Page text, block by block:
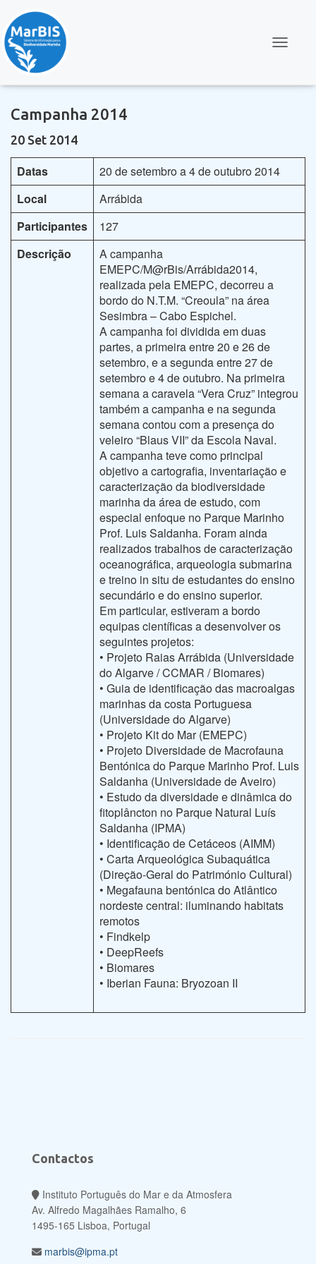
Campanha 2014
20 Set 2014
Datas
20 de setembro a 4 de outubro 2014
Local
Arrábida
Participantes
127
Descrição
A campanha
EMEPC/M@rBis/Arrábida2014,
realizada pela EMEPC, decorreu a
bordo do N.T.M. “Creoula” na área
Sesimbra – Cabo Espichel.
A campanha foi dividida em duas
partes, a primeira entre 20 e 26 de
setembro, e a segunda entre 27 de
setembro e 4 de outubro. Na primeira
semana a caravela “Vera Cruz” integrou
também a campanha e na segunda
semana contou com a presença do
veleiro “Blaus VII” da Escola Naval.
A campanha teve como principal
objetivo a cartografia, inventariação e
caracterização da biodiversidade
marinha da área de estudo, com
especial enfoque no Parque Marinho
Prof. Luis Saldanha. Foram ainda
realizados trabalhos de caracterização
oceanográfica, arqueologia submarina
e treino in situ de estudantes do ensino
secundário e do ensino superior.
Em particular, estiveram a bordo
equipas científicas a desenvolver os
seguintes projetos:
• Projeto Raias Arrábida (Universidade
do Algarve / CCMAR / Biomares)
• Guia de identificação das macroalgas
marinhas da costa Portuguesa
(Universidade do Algarve)
• Projeto Kit do Mar (EMEPC)
• Projeto Diversidade de Macrofauna
Bentónica do Parque Marinho Prof. Luis
Saldanha (Universidade de Aveiro)
• Estudo da diversidade e dinâmica do
fitoplâncton no Parque Natural Luís
Saldanha (IPMA)
• Identificação de Cetáceos (AIMM)
• Carta Arqueológica Subaquática
(Direção-Geral do Património Cultural)
• Megafauna bentónica do Atlântico
nordeste central: iluminando habitats
remotos
• Findkelp
• DeepReefs
• Biomares
• Iberian Fauna: Bryozoan II
Contactos
Instituto Português do Mar e da Atmosfera
Av. Alfredo Magalhães Ramalho, 6
1495-165 Lisboa, Portugal
marbis@ipma.pt